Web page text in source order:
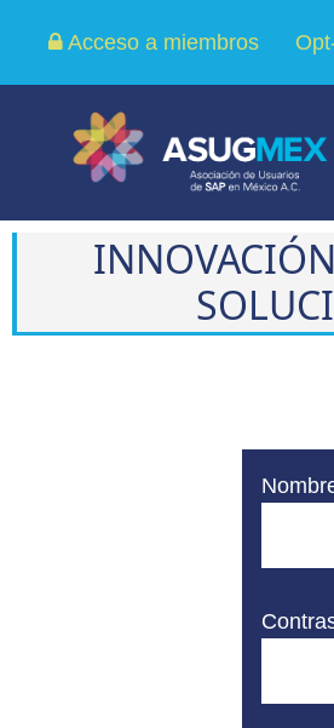
Acceso a miembros